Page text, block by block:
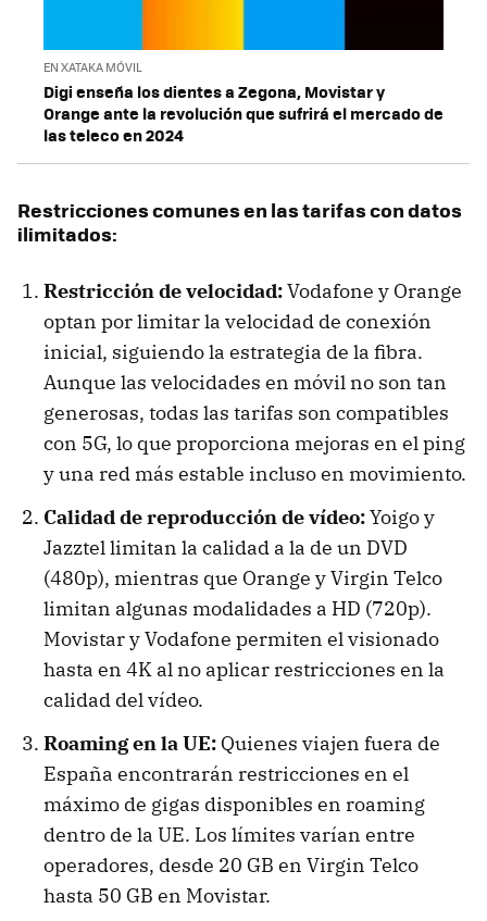
EN XATAKA MÓVIL
Digi enseña los dientes a Zegona, Movistar y
Orange ante la revolución que sufrirá el mercado de
las teleco en 2024
Restricciones comunes en las tarifas con datos
ilimitados:
Restricción de velocidad:Vodafone y Orange
optan por limitar la velocidad de conexión
inicial, siguiendo la estrategia de la fibra.
Aunque las velocidades en móvil no son tan
generosas, todas las tarifas son compatibles
con 5G, lo que proporciona mejoras en el ping
y una red más estable incluso en movimiento.
Calidad de reproducción de vídeo:Yoigo y
Jazztel limitan la calidad a la de un DVD
(480p), mientras que Orange y Virgin Telco
limitan algunas modalidades a HD (720p).
Movistar y Vodafone permiten el visionado
hasta en 4K al no aplicar restricciones en la
calidad del vídeo.
Roaming en la UE: Quienes viajen fuera de
España encontrarán restricciones en el
máximo de gigas disponibles en roaming
dentro de la UE. Los límites varían entre
operadores, desde 20 GB en Virgin Telco
hasta 50 GB en Movistar.